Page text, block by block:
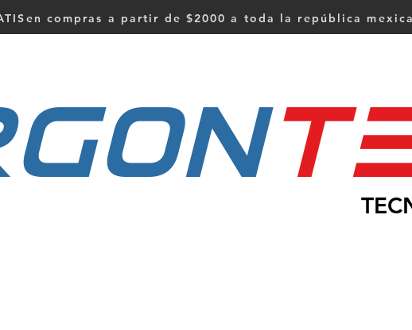
compras a partir de $2000 a toda la república